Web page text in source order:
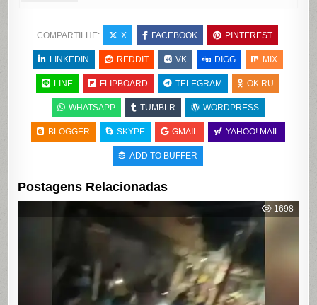
COMPARTILHE: X FACEBOOK PINTEREST
LINKEDIN REDDIT VK DIGG MIX
LINE FLIPBOARD TELEGRAM OK.RU
WHATSAPP TUMBLR WORDPRESS
BLOGGER SKYPE GMAIL YAHOO! MAIL
ADD TO BUFFER
Postagens Relacionadas
1698